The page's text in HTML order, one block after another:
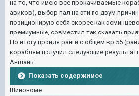
на то, что имею все прокачиваемые
авиков), выбор пал на эти по двум
позиционирую себя скорее как
премиумные, совместил так сказать
По итогу пройдя ранги с общем вр 55
кораблям получил следующие
Аншань:
Показать содержимое
Шинономе: